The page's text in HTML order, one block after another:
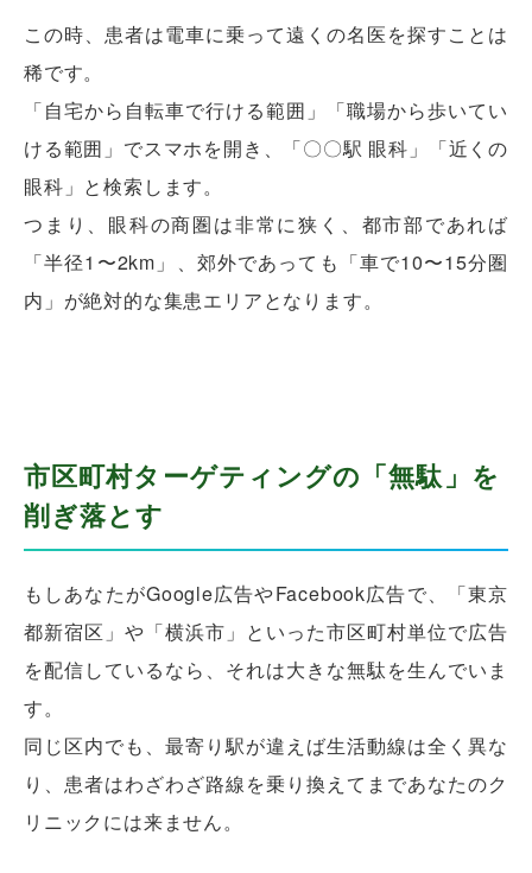
この時、患者は電車に乗って遠くの名医を探すことは
稀です。
「自宅から自転車で行ける範囲」「職場から歩いてい
ける範囲」でスマホを開き、「〇〇駅 眼科」「近くの
眼科」と検索します。
つまり、眼科の商圏は非常に狭く、都市部であれば
「半径1〜2km」、郊外であっても「車で10〜15分圏
内」が絶対的な集患エリアとなります。
市区町村ターゲティングの「無駄」を
削ぎ落とす
もしあなたがGoogle広告やFacebook広告で、「東京
都新宿区」や「横浜市」といった市区町村単位で広告
を配信しているなら、それは大きな無駄を生んでいま
す。
同じ区内でも、最寄り駅が違えば生活動線は全く異な
り、患者はわざわざ路線を乗り換えてまであなたのク
リニックには来ません。